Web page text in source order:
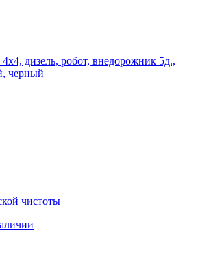
дизель, робот, внедорожник 5д.,
черный
чистоты